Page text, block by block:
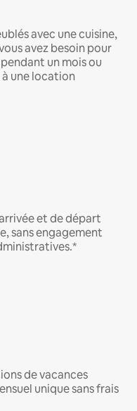
avec une cuisine,
avez besoin pour
un mois ou
une location
et de départ
sans engagement
de vacances
unique sans frais